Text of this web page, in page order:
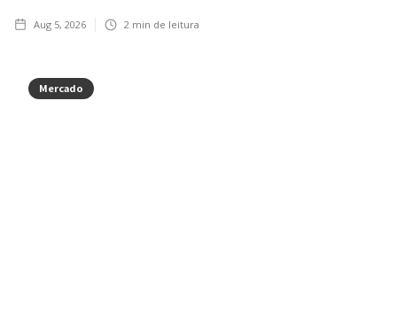
Aug 5, 2026 2 min de leitura
Mercado